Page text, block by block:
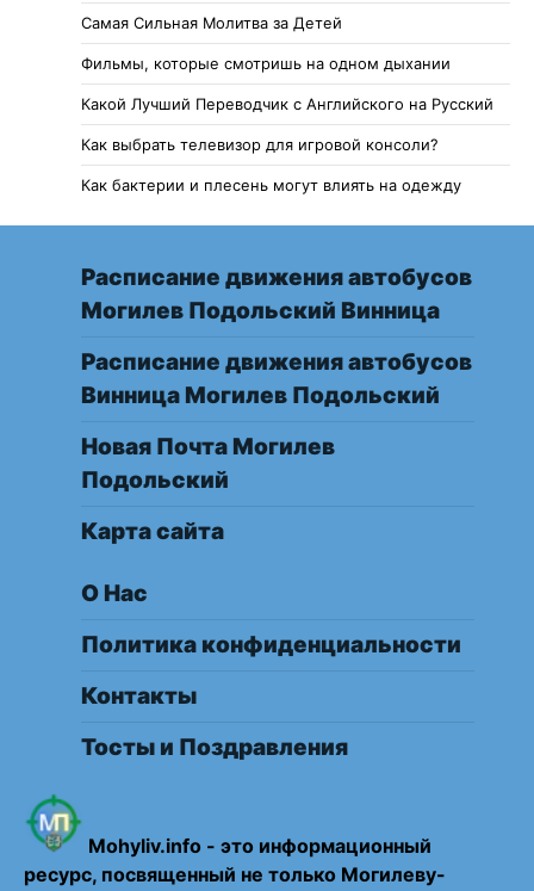
Самая Сильная Молитва за Детей
Фильмы, которые смотришь на одном дыхании
Какой Лучший Переводчик с Английского на Русский
Как выбрать телевизор для игровой консоли?
Как бактерии и плесень могут влиять на одежду
Расписание движения автобусов
Могилев Подольский Винница
Расписание движения автобусов
Винница Могилев Подольский
Новая Почта Могилев
Подольский
Карта сайта
О Нас
Политика конфиденциальности
Контакты
Тосты и Поздравления
Mohyliv.info - это информационный
ресурс, посвященный не только Могилеву-